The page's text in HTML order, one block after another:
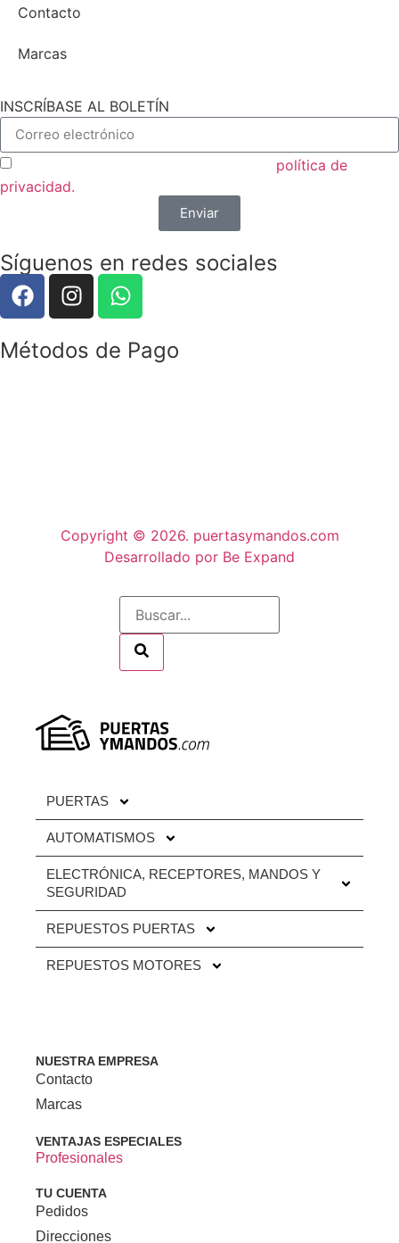
Contacto
Marcas
INSCRÍBASE AL BOLETÍN
política de
privacidad.
Enviar
Síguenos en redes sociales
Métodos de Pago
Copyright © 2026. puertasymandos.com
Desarrollado por Be Expand
PUERTAS
AUTOMATISMOS
ELECTRÓNICA, RECEPTORES, MANDOS Y
SEGURIDAD
REPUESTOS PUERTAS
REPUESTOS MOTORES
NUESTRA EMPRESA
Contacto
Marcas
VENTAJAS ESPECIALES
Profesionales
TU CUENTA
Pedidos
Direcciones